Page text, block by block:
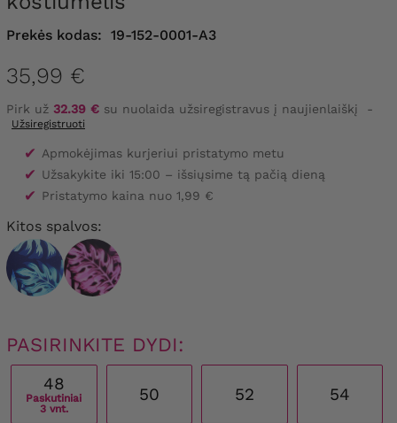
Prekės kodas: 19-152-0001-A3
35,99 €
Pirk už 32.39 € su nuolaida užsiregistravus į naujienlaiškį -
Užsiregistruoti
✔ Apmokėjimas kurjeriui pristatymo metu
✔ Užsakykite iki 15:00 – išsiųsime tą pačią dieną
✔ Pristatymo kaina nuo 1,99 €
Kitos spalvos:
PASIRINKITE DYDI:
48
Paskutiniai
3 vnt.
50 52 54